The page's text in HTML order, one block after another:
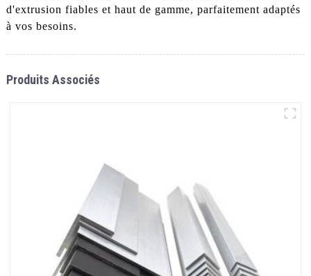
d'extrusion fiables et haut de gamme, parfaitement adaptés
à vos besoins.
Produits Associés